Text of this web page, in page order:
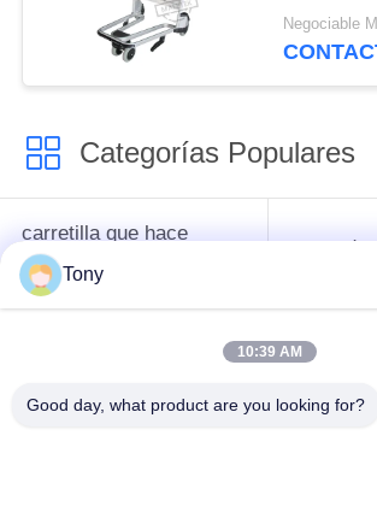
Released
Negociable
Categorías Populares
carretilla que hace
compras del
supermercado
cesta de
Jaulas de
malla de
Tony
10:39 AM
Good day, what product are you looking for?